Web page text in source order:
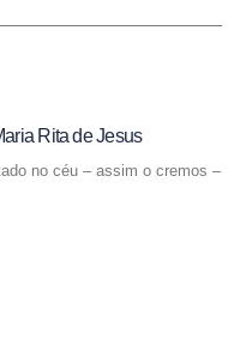
Rita de Jesus
no céu – assim o cremos –